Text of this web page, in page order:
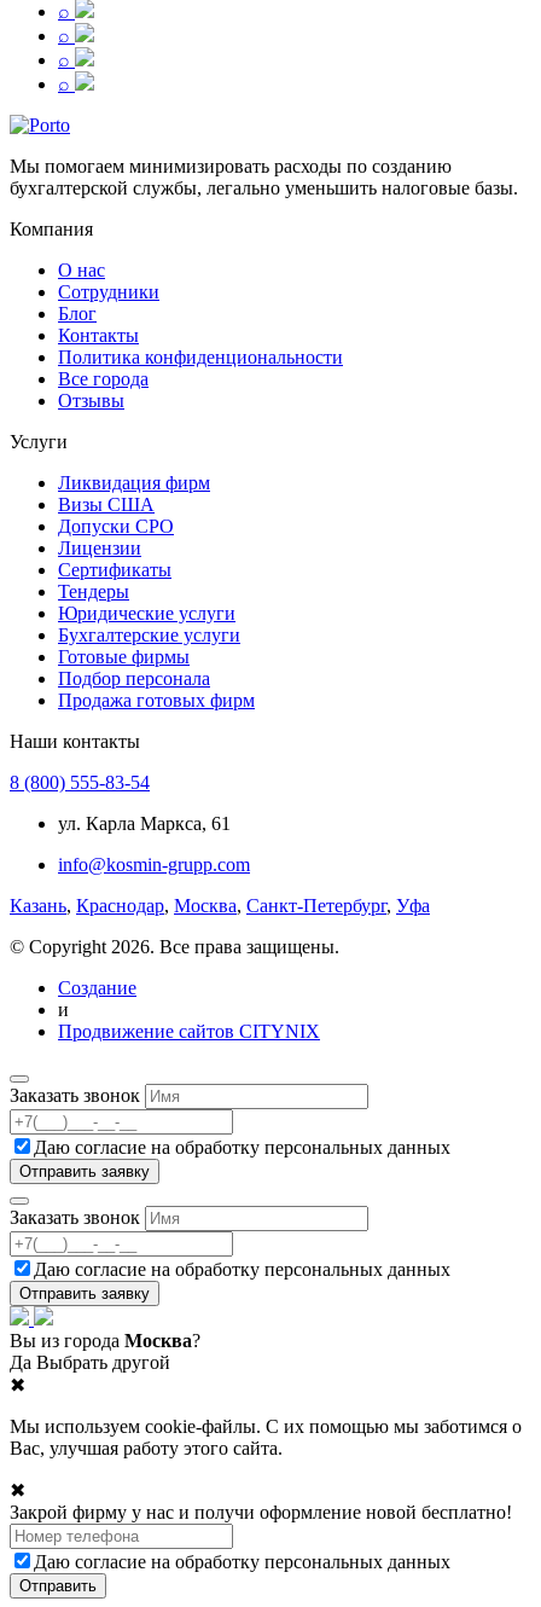
⌕
⌕
⌕
⌕
Мы помогаем минимизировать расходы по созданию
бухгалтерской службы, легально уменьшить налоговые базы.
Компания
О нас
Сотрудники
Блог
Контакты
Политика конфиденциональности
Все города
Отзывы
Услуги
Ликвидация фирм
Визы США
Допуски СРО
Лицензии
Сертификаты
Тендеры
Юридические услуги
Бухгалтерские услуги
Готовые фирмы
Подбор персонала
Продажа готовых фирм
Наши контакты
8 (800) 555-83-54
ул. Карла Маркса, 61
info@kosmin-grupp.com
Казань, Краснодар, Москва, Санкт-Петербург, Уфа
© Copyright 2026. Все права защищены.
Создание
и
Продвижение сайтов CITYNIX
Заказать звонок
Даю согласие на обработку персональных данных
Заказать звонок
Даю согласие на обработку персональных данных
Вы из города Москва?
Да Выбрать другой
✖
Мы используем cookie-файлы. С их помощью мы заботимся о
Вас, улучшая работу этого сайта.
✖
Закрой фирму у нас и получи оформление новой бесплатно!
Даю согласие на обработку персональных данных